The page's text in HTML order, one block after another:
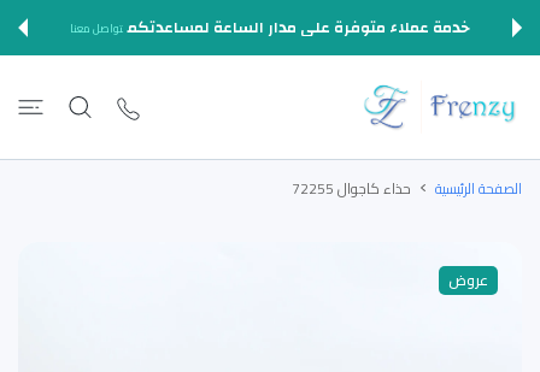
خدمة عملاء متوفرة على مدار الساعة لمساعدتكم تواصل معنا
الصفحة الرئيسية حذاء كاجوال 72255
عروض